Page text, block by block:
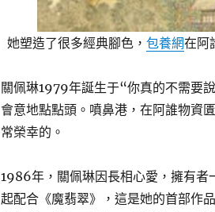
她塑造了很多經典腳色，包養網在阿
關佩琳1979年誕生于“你真的不需要
會意地點點頭。噴鼻港，在阿誰物資
常榮幸的。
1986年，關佩琳因長相心愛，擁有者
起配合《魔翡翠》，這是她的首部作